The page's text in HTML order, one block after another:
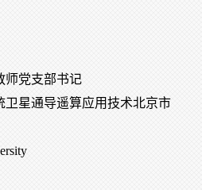
师党支部书记
卫星通导遥算应用技术北京市